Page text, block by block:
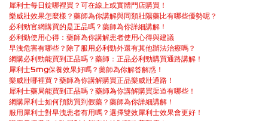
犀利士每日錠哪裡買？可在線上或實體門店購買！
樂威壯效果怎麼樣？藥師為你講解與同類壯陽藥比有哪些優勢呢？
必利勁官網購買的是正品嗎？藥師為你詳細講解！
必利勁使用心得：藥師為你講解患者使用心得與建議
早洩危害有哪些？除了服用必利勁外還有其他辦法治療嗎？
網購必利勁能買到正品嗎？藥師：正品必利勁購買通路講解！
犀利士5mg保養效果好嗎？藥師為你解答解惑！
樂威壯哪裡買？藥師為你講解購買正品樂威壯通路！
犀利士藥局能買到正品嗎？藥師為你講解購買渠道有哪些！
網購犀利士如何預防買到假藥？藥師為你詳細講解！
服用犀利士對早洩患者有用嗎？選擇雙效犀利士效果會更好！